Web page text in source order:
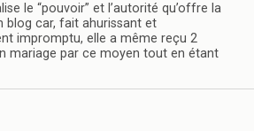
le “pouvoir” et l’autorité qu’offre la
blog car, fait ahurissant et
impromptu, elle a même reçu 2
mariage par ce moyen tout en étant